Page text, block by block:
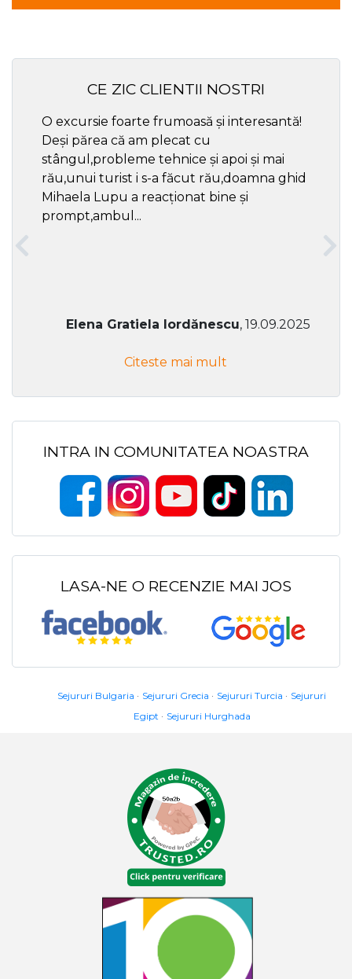
CE ZIC CLIENTII NOSTRI
O excursie foarte frumoasă și interesantă!
Deși părea că am plecat cu
stângul,probleme tehnice și apoi și mai
rău,unui turist i s-a făcut rău,doamna ghid
Mihaela Lupu a reacționat bine și
prompt,ambul...
Elena Gratiela Iordănescu, 19.09.2025
Citeste mai mult
INTRA IN COMUNITATEA NOASTRA
LASA-NE O RECENZIE MAI JOS
Sejururi Bulgaria Sejururi Grecia Sejururi Turcia
Sejururi
Egipt
Sejururi Hurghada